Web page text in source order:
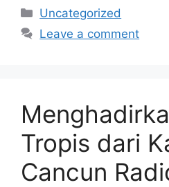
Categories
Uncategorized
Leave a comment
Tropis dari
Cancun